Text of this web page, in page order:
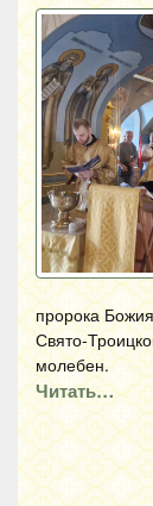
пророка
Свято-
молебен.
Читать…